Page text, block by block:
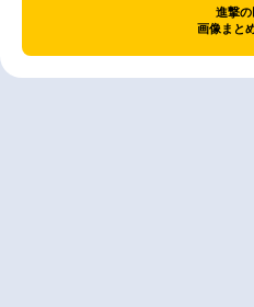
進撃の
画像まと